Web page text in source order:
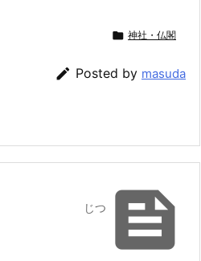
 神社・仏閣
 Posted by masuda

じつ